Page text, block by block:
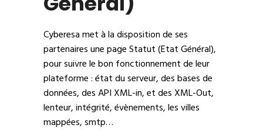
Cyberesa met à la disposition de ses
partenaires une pageStatut (Etat Général),
pour suivre le bon fonctionnement de leur
plateforme : état du serveur, des bases de
données, des API XML-in, et des XML-Out,
lenteur, intégrité, évènements, les villes
mappées, smtp…